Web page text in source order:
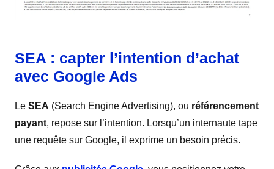
SEA : capter l’intention d’achat
avec Google Ads
Le SEA (Search Engine Advertising), ou référencement
payant, repose sur l’intention. Lorsqu’un internaute tape
une requête sur Google, il exprime un besoin précis.